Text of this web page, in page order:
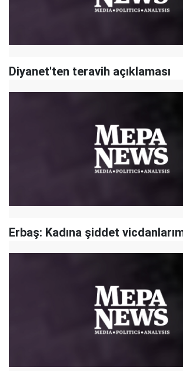
Diyanet'ten teravih açıklaması
Erbaş: Kadına şiddet